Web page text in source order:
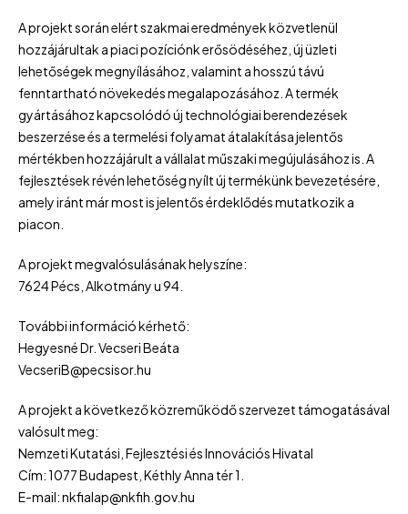
A projekt során elért szakmai eredmények közvetlenül
hozzájárultak a piaci pozíciónk erősödéséhez, új üzleti
lehetőségek megnyílásához, valamint a hosszú távú
fenntartható növekedés megalapozásához. A termék
gyártásához kapcsolódó új technológiai berendezések
beszerzése és a termelési folyamat átalakítása jelentős
mértékben hozzájárult a vállalat műszaki megújulásához is. A
fejlesztések révén lehetőség nyílt új termékünk bevezetésére,
amely iránt már most is jelentős érdeklődés mutatkozik a
piacon.
A projekt megvalósulásának helyszíne:
7624 Pécs, Alkotmány u 94.
További információ kérhető:
Hegyesné Dr. Vecseri Beáta
VecseriB@pecsisor.hu
A projekt a következő közreműködő szervezet támogatásával
valósult meg:
Nemzeti Kutatási, Fejlesztési és Innovációs Hivatal
Cím: 1077 Budapest, Kéthly Anna tér 1.
E-mail: nkfialap@nkfih.gov.hu